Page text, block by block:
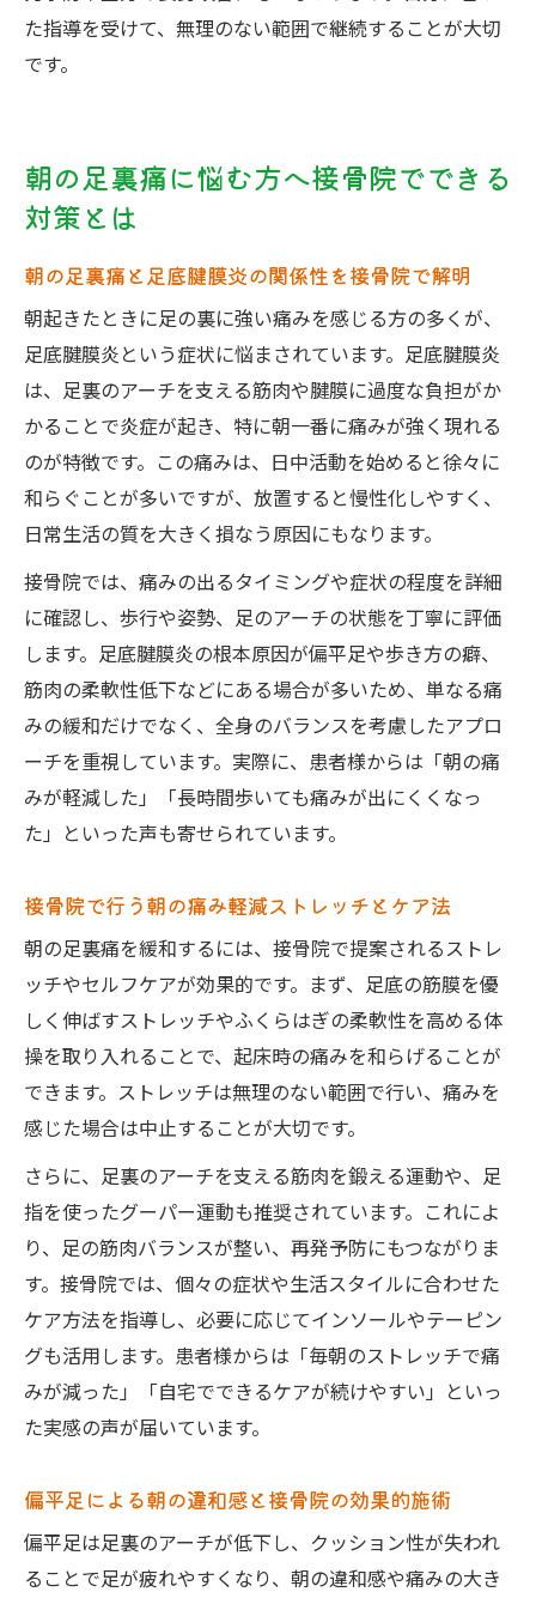
た指導を受けて、無理のない範囲で継続することが大切
です。
朝の足裏痛に悩む方へ接骨院でできる
対策とは
朝の足裏痛と足底腱膜炎の関係性を接骨院で解明
朝起きたときに足の裏に強い痛みを感じる方の多くが、
足底腱膜炎という症状に悩まされています。足底腱膜炎
は、足裏のアーチを支える筋肉や腱膜に過度な負担がか
かることで炎症が起き、特に朝一番に痛みが強く現れる
のが特徴です。この痛みは、日中活動を始めると徐々に
和らぐことが多いですが、放置すると慢性化しやすく、
日常生活の質を大きく損なう原因にもなります。
接骨院では、痛みの出るタイミングや症状の程度を詳細
に確認し、歩行や姿勢、足のアーチの状態を丁寧に評価
します。足底腱膜炎の根本原因が偏平足や歩き方の癖、
筋肉の柔軟性低下などにある場合が多いため、単なる痛
みの緩和だけでなく、全身のバランスを考慮したアプロ
ーチを重視しています。実際に、患者様からは「朝の痛
みが軽減した」「長時間歩いても痛みが出にくくなっ
た」といった声も寄せられています。
接骨院で行う朝の痛み軽減ストレッチとケア法
朝の足裏痛を緩和するには、接骨院で提案されるストレ
ッチやセルフケアが効果的です。まず、足底の筋膜を優
しく伸ばすストレッチやふくらはぎの柔軟性を高める体
操を取り入れることで、起床時の痛みを和らげることが
できます。ストレッチは無理のない範囲で行い、痛みを
感じた場合は中止することが大切です。
さらに、足裏のアーチを支える筋肉を鍛える運動や、足
指を使ったグーパー運動も推奨されています。これによ
り、足の筋肉バランスが整い、再発予防にもつながりま
す。接骨院では、個々の症状や生活スタイルに合わせた
ケア方法を指導し、必要に応じてインソールやテーピン
グも活用します。患者様からは「毎朝のストレッチで痛
みが減った」「自宅でできるケアが続けやすい」といっ
た実感の声が届いています。
偏平足による朝の違和感と接骨院の効果的施術
偏平足は足裏のアーチが低下し、クッション性が失われ
ることで足が疲れやすくなり、朝の違和感や痛みの大き